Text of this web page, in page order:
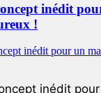
inédit
!
inédit